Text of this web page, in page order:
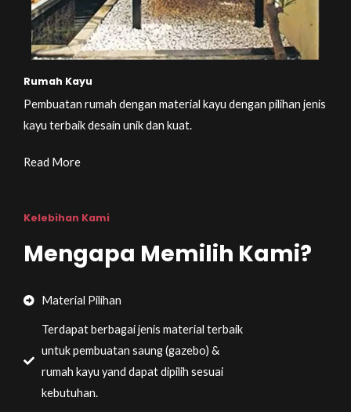
Rumah Kayu
Pembuatan rumah dengan material kayu dengan pilihan jenis
kayu terbaik desain unik dan kuat.
Read More
Kelebihan Kami
Mengapa Memilih Kami?
Material Pilihan
Terdapat berbagai jenis material terbaik
untuk pembuatan saung (gazebo) &
rumah kayu yand dapat dipilih sesuai
kebutuhan.